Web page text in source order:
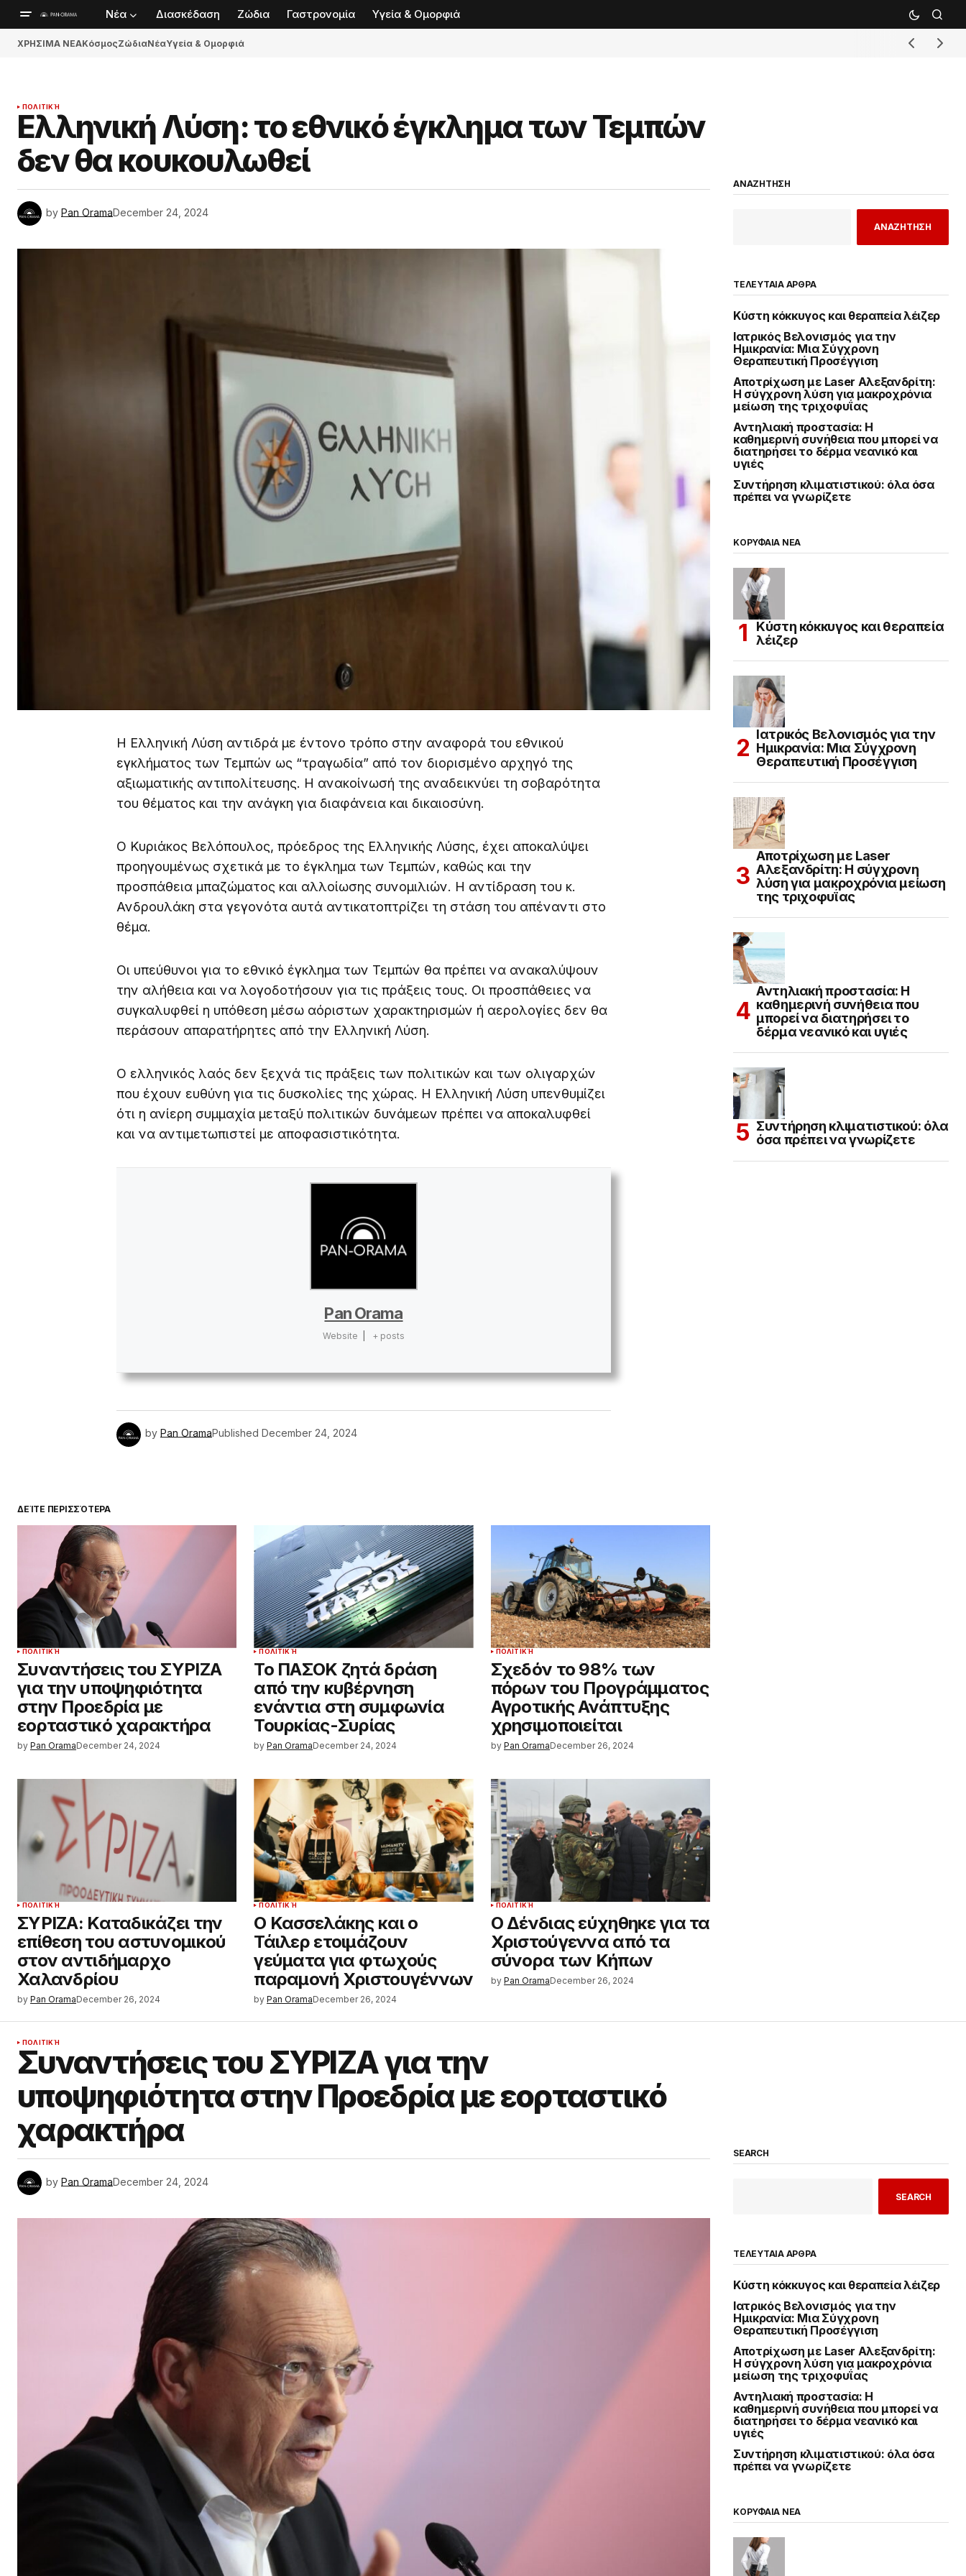
Νέα Διασκέδαση Ζώδια Γαστρονομία Υγεία & Ομορφιά
ΧΡΗΣΙΜΑ ΝΕΑΚόσμοςΖώδιαΝέαΥγεία & Ομορφιά
ΠΟΛΙΤΙΚΉ
Ελληνική Λύση: το εθνικό έγκλημα των Τεμπών
δεν θα κουκουλωθεί
by Pan OramaDecember 24, 2024
Η Ελληνική Λύση αντιδρά με έντονο τρόπο στην αναφορά του εθνικού
εγκλήματος των Τεμπών ως “τραγωδία” από τον διορισμένο αρχηγό της
αξιωματικής αντιπολίτευσης. Η ανακοίνωσή της αναδεικνύει τη σοβαρότητα
του θέματος και την ανάγκη για διαφάνεια και δικαιοσύνη.
Ο Κυριάκος Βελόπουλος, πρόεδρος της Ελληνικής Λύσης, έχει αποκαλύψει
προηγουμένως σχετικά με το έγκλημα των Τεμπών, καθώς και την
προσπάθεια μπαζώματος και αλλοίωσης συνομιλιών. Η αντίδραση του κ.
Ανδρουλάκη στα γεγονότα αυτά αντικατοπτρίζει τη στάση του απέναντι στο
θέμα.
Οι υπεύθυνοι για το εθνικό έγκλημα των Τεμπών θα πρέπει να ανακαλύψουν
την αλήθεια και να λογοδοτήσουν για τις πράξεις τους. Οι προσπάθειες να
συγκαλυφθεί η υπόθεση μέσω αόριστων χαρακτηρισμών ή αερολογίες δεν θα
περάσουν απαρατήρητες από την Ελληνική Λύση.
Ο ελληνικός λαός δεν ξεχνά τις πράξεις των πολιτικών και των ολιγαρχών
που έχουν ευθύνη για τις δυσκολίες της χώρας. Η Ελληνική Λύση υπενθυμίζει
ότι η ανίερη συμμαχία μεταξύ πολιτικών δυνάμεων πρέπει να αποκαλυφθεί
και να αντιμετωπιστεί με αποφασιστικότητα.
Pan Orama
Website + posts
by Pan OramaPublished December 24, 2024
ΔΕΊΤΕ ΠΕΡΙΣΣΌΤΕΡΑ
ΠΟΛΙΤΙΚΉ
Συναντήσεις του ΣΥΡΙΖΑ
για την υποψηφιότητα
στην Προεδρία με
εορταστικό χαρακτήρα
by Pan OramaDecember 24, 2024
ΠΟΛΙΤΙΚΉ
Το ΠΑΣΟΚ ζητά δράση
από την κυβέρνηση
ενάντια στη συμφωνία
Τουρκίας-Συρίας
by Pan OramaDecember 24, 2024
ΠΟΛΙΤΙΚΉ
Σχεδόν το 98% των
πόρων του Προγράμματος
Αγροτικής Ανάπτυξης
χρησιμοποιείται
by Pan OramaDecember 26, 2024
ΠΟΛΙΤΙΚΉ
ΣΥΡΙΖΑ: Καταδικάζει την
επίθεση του αστυνομικού
στον αντιδήμαρχο
Χαλανδρίου
by Pan OramaDecember 26, 2024
ΠΟΛΙΤΙΚΉ
Ο Κασσελάκης και ο
Τάιλερ ετοιμάζουν
γεύματα για φτωχούς
παραμονή Χριστουγέννων
by Pan OramaDecember 26, 2024
ΠΟΛΙΤΙΚΉ
Ο Δένδιας εύχηθηκε για τα
Χριστούγεννα από τα
σύνορα των Κήπων
by Pan OramaDecember 26, 2024
ΑΝΑΖΗΤΗΣΗ
ΑΝΑΖΗΤΗΣΗ
ΤΕΛΕΥΤΑΙΑ ΑΡΘΡΑ
Κύστη κόκκυγος και θεραπεία λέιζερ
Ιατρικός Βελονισμός για την
Ημικρανία: Μια Σύγχρονη
Θεραπευτική Προσέγγιση
Αποτρίχωση με Laser Αλεξανδρίτη:
Η σύγχρονη λύση για μακροχρόνια
μείωση της τριχοφυΐας
Αντηλιακή προστασία: Η
καθημερινή συνήθεια που μπορεί να
διατηρήσει το δέρμα νεανικό και
υγιές
Συντήρηση κλιματιστικού: όλα όσα
πρέπει να γνωρίζετε
ΚΟΡΥΦΑΙΑ ΝΕΑ
Κύστη κόκκυγος και θεραπεία
λέιζερ
Ιατρικός Βελονισμός για την
Ημικρανία: Μια Σύγχρονη
Θεραπευτική Προσέγγιση
Αποτρίχωση με Laser
Αλεξανδρίτη: Η σύγχρονη
λύση για μακροχρόνια μείωση
της τριχοφυΐας
Αντηλιακή προστασία: Η
καθημερινή συνήθεια που
μπορεί να διατηρήσει το
δέρμα νεανικό και υγιές
Συντήρηση κλιματιστικού: όλα
όσα πρέπει να γνωρίζετε
ΠΟΛΙΤΙΚΉ
Συναντήσεις του ΣΥΡΙΖΑ για την
υποψηφιότητα στην Προεδρία με εορταστικό
χαρακτήρα
by Pan OramaDecember 24, 2024
SEARCH
SEARCH
ΤΕΛΕΥΤΑΙΑ ΑΡΘΡΑ
Κύστη κόκκυγος και θεραπεία λέιζερ
Ιατρικός Βελονισμός για την
Ημικρανία: Μια Σύγχρονη
Θεραπευτική Προσέγγιση
Αποτρίχωση με Laser Αλεξανδρίτη:
Η σύγχρονη λύση για μακροχρόνια
μείωση της τριχοφυΐας
Αντηλιακή προστασία: Η
καθημερινή συνήθεια που μπορεί να
διατηρήσει το δέρμα νεανικό και
υγιές
Συντήρηση κλιματιστικού: όλα όσα
πρέπει να γνωρίζετε
ΚΟΡΥΦΑΙΑ ΝΕΑ